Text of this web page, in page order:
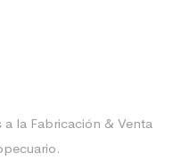
a la Fabricación & Venta